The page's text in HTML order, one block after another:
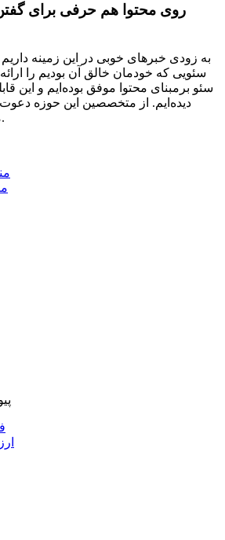
به زودی خبرهای خوبی در این زمینه داریم
سئویی که خودمان خالق آن بودیم را
سئو برمبنای محتوا موفق بوده‌ایم و این
دیده‌ایم. از متخصصین این حوزه
مقایسه در کنار ما باشند.